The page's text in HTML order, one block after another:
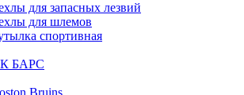
для запасных лезвий
для шлемов
спортивная
БАРС
Bruins